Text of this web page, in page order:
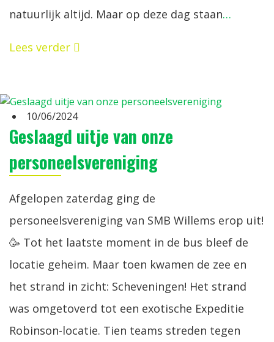
natuurlijk altijd. Maar op deze dag staan…
Lees verder
10/06/2024
Geslaagd uitje van onze
personeelsvereniging
Afgelopen zaterdag ging de
personeelsvereniging van SMB Willems erop uit!
🥳 Tot het laatste moment in de bus bleef de
locatie geheim. Maar toen kwamen de zee en
het strand in zicht: Scheveningen! Het strand
was omgetoverd tot een exotische Expeditie
Robinson-locatie. Tien teams streden tegen